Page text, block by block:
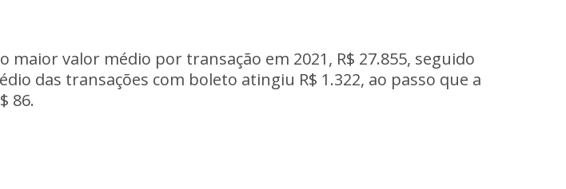
valor médio por transação em 2021, R$ 27.855, seguido
das transações com boleto atingiu R$ 1.322, ao passo que a
86.